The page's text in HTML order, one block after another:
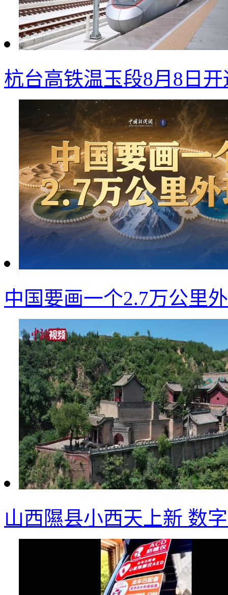
杭台高铁温玉段8月8日
中国要画一个2.7万公里
山西隰县小西天上新 数